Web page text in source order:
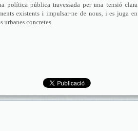
política pública travessada per una tensió clara
existents i impulsar-ne de nous, i es juga en
urbanes concretes.